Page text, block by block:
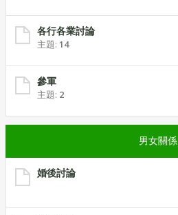
各行各業討論
主題: 14
參軍
主題: 2
男女關係
婚後討論